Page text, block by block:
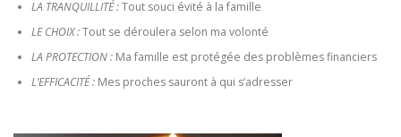
LA TRANQUILLITÉ :Tout souci évité à la famille
LE CHOIX :Tout se déroulera selon ma volonté
LA PROTECTION : Ma famille est protégée des problèmes financiers
L’EFFICACITÉ : Mes proches sauront à qui s’adresser